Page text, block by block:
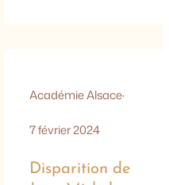
l’Académie
d’Alsace :
Académie Alsace·
7 février 2024
Disparition de